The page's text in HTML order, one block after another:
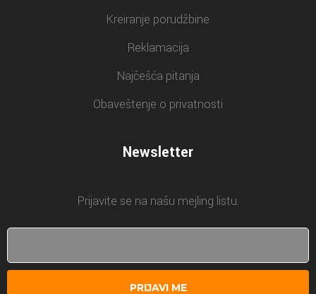
Kreiranje porudžbine
Reklamacija
Najčešća pitanja
Obaveštenje o privatnosti
Newsletter
Prijavite se na našu mejling listu.
PRIJAVI ME